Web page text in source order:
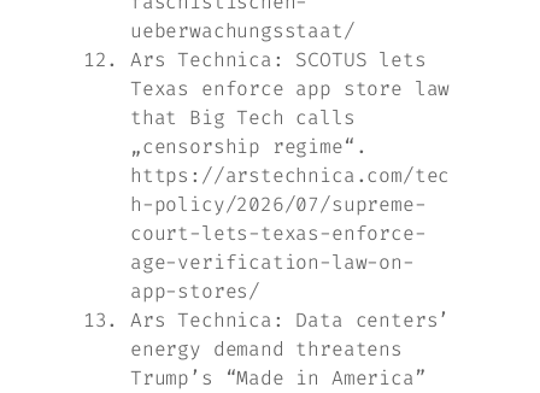
ueberwachungsstaat/
Ars Technica: SCOTUS lets
Texas enforce app store law
that Big Tech calls
„censorship regime“.
https://arstechnica.com/tec
h-policy/2026/07/supreme-
court-lets-texas-enforce-
age-verification-law-on-
app-stores/
Ars Technica: Data centers’
energy demand threatens
Trump’s “Made in America”